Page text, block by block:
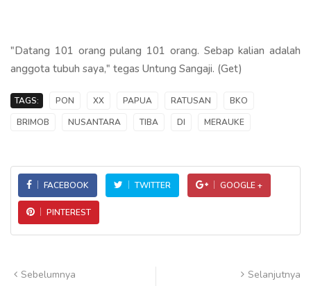
"Datang 101 orang pulang 101 orang. Sebap kalian adalah
anggota tubuh saya," tegas Untung Sangaji. (Get)
TAGS: PON XX PAPUA RATUSAN
BKO
BRIMOB
NUSANTARA TIBA DI MERAUKE
FACEBOOK TWITTER GOOGLE +
PINTEREST
Sebelumnya Selanjutnya